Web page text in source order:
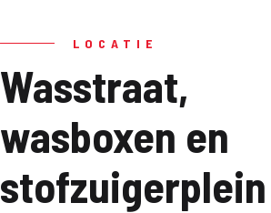
LOCATIE
Wasstraat,
wasboxen en
stofzuigerplein